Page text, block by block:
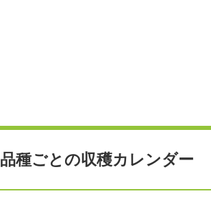
品種ごとの収穫カレンダー